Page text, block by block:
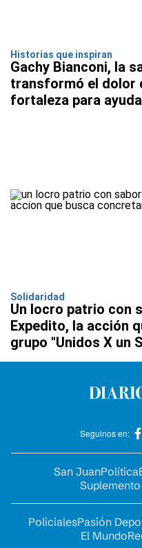
Historias que inspiran
Gachy Bianconi, la
transformó el dolor
fortaleza para
Solidaridad
Un locro patrio con
Expedito, la acción
grupo "Unidos X un
Seguinos en:
San JuanPolítica
PolicialesPasión
El Mundo